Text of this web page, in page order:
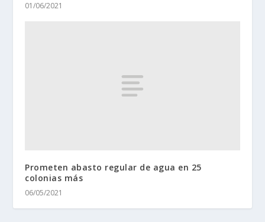
01/06/2021
Prometen abasto regular de agua en 25
colonias más
06/05/2021